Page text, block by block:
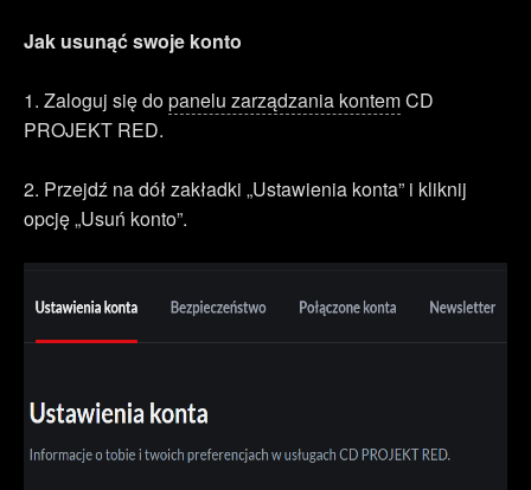
Jak usunąć swoje konto
1. Zaloguj się dopanelu zarządzania kontemCD
PROJEKT RED.
2. Przejdź na dół zakładki „Ustawienia konta” i kliknij
opcję „Usuń konto”.